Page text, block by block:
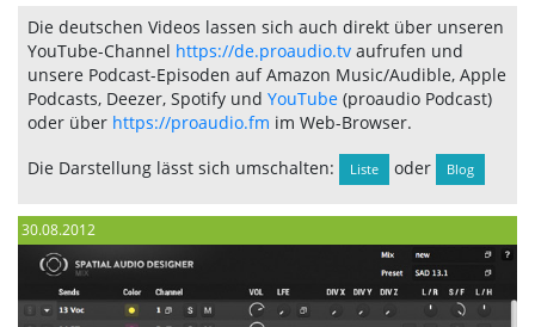
Die deutschen Videos lassen sich auch direkt über unseren
YouTube-Channel https://de.proaudio.tv aufrufen und
unsere Podcast-Episoden auf Amazon Music/Audible, Apple
Podcasts, Deezer, Spotify und YouTube (proaudio Podcast)
oder über https://proaudio.fm im Web-Browser.
Die Darstellung lässt sich umschalten:
Liste oder Blog
30.08.2012